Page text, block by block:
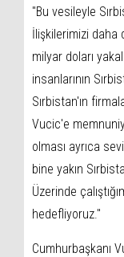
"Bu vesileyle
İlişkilerimizi daha
milyar doları
insanlarının
Sırbistan'ın
Vucic'e
olması ayrıca
bine yakın
Üzerinde
hedefliyoruz."
Cumhurbaşkanı